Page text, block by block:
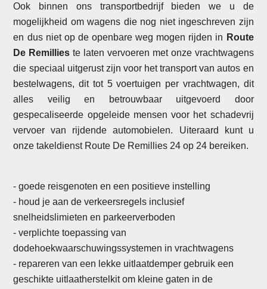
Ook binnen ons transportbedrijf bieden we u de
mogelijkheid om wagens die nog niet ingeschreven zijn
en dus niet op de openbare weg mogen rijden in Route
De Remillies te laten vervoeren met onze vrachtwagens
die speciaal uitgerust zijn voor het transport van autos en
bestelwagens, dit tot 5 voertuigen per vrachtwagen, dit
alles veilig en betrouwbaar uitgevoerd door
gespecaliseerde opgeleide mensen voor het schadevrij
vervoer van rijdende automobielen. Uiteraard kunt u
onze takeldienst Route De Remillies 24 op 24 bereiken.
- goede reisgenoten en een positieve instelling
- houd je aan de verkeersregels inclusief
snelheidslimieten en parkeerverboden
- verplichte toepassing van
dodehoekwaarschuwingssystemen in vrachtwagens
- repareren van een lekke uitlaatdemper gebruik een
geschikte uitlaatherstelkit om kleine gaten in de